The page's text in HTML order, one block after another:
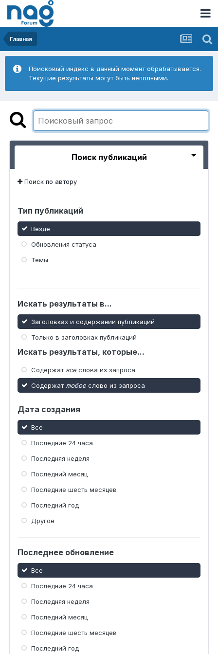
Главная
Поисковый индекс в данный момент обрабатывается.
Текущие результаты могут быть неполными.
Поиск публикаций
Поиск по автору
Тип публикаций
Везде
Обновления статуса
Темы
Искать результаты в...
Заголовках и содержании публикаций
Только в заголовках публикаций
Искать результаты, которые...
Содержат все слова из запроса
Содержат любое слово из запроса
Дата создания
Все
Последние 24 часа
Последняя неделя
Последний месяц
Последние шесть месяцев
Последний год
Другое
Последнее обновление
Все
Последние 24 часа
Последняя неделя
Последний месяц
Последние шесть месяцев
Последний год